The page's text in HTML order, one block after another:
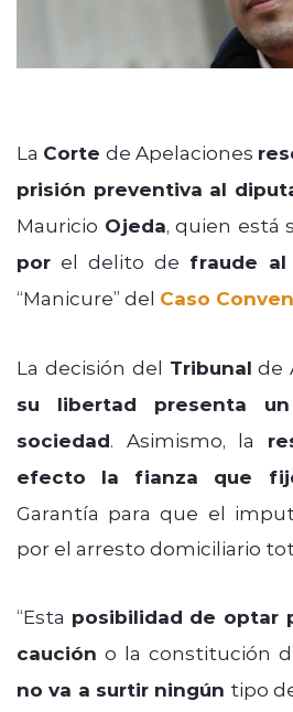
La Corte de Apelaciones
prisión preventiva al
Mauricio Ojeda, quien está
por el delito de fraude
“Manicure” del Caso
La decisión del Tribunal de
su libertad presenta
sociedad. Asimismo, la
efecto la fianza que
Garantía para que el
por el arresto domiciliario
“Esta posibilidad de optar
caución o la constitución
no va a surtir ningún tipo